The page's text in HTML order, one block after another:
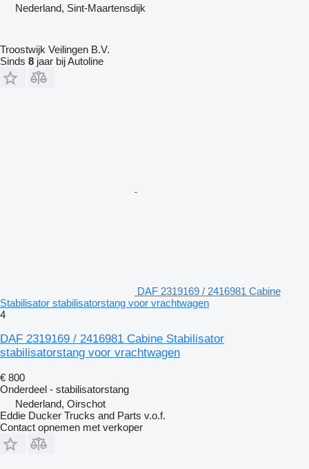
Nederland, Sint-Maartensdijk
Troostwijk Veilingen B.V.
Sinds 8 jaar bij Autoline
DAF 2319169 / 2416981 Cabine
Stabilisator stabilisatorstang voor vrachtwagen
4
DAF 2319169 / 2416981 Cabine Stabilisator
stabilisatorstang voor vrachtwagen
€ 800
Onderdeel - stabilisatorstang
Nederland, Oirschot
Eddie Ducker Trucks and Parts v.o.f.
Contact opnemen met verkoper